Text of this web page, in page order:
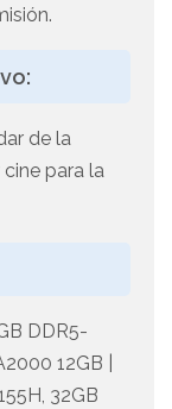
de la
para la
DDR5-
12GB |
32GB